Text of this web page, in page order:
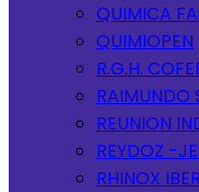
QUIMICA
QUIMIOPEN
R.G.H.
RAIMUNDO
REUNION
REYDOZ -
RHINOX